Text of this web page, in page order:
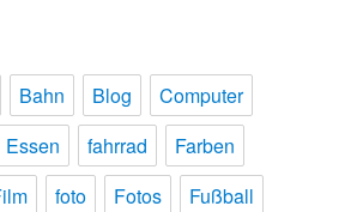
Bahn Blog
Computer
Essen fahrrad
Farben
foto Fotos
Fußball